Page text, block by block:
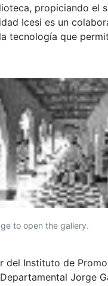
propiciando el
Icesi es un
tecnología que
to open the gallery.
del Instituto de
Jorge